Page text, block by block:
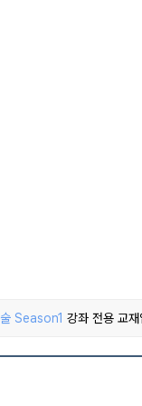
Season1 강좌 전용 교